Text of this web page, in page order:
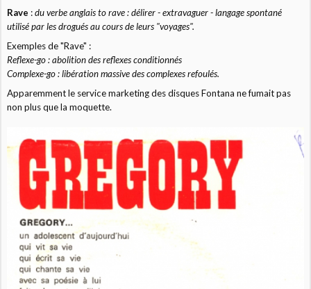
Rave :du verbe anglais to rave : délirer - extravaguer - langage spontané
utilisé par les drogués au cours de leurs "voyages".
Exemples de "Rave" :
Reflexe-go : abolition des reflexes conditionnés
Complexe-go : libération massive des complexes refoulés.
Apparemment le service marketing des disques Fontana ne fumait pas
non plus que la moquette.